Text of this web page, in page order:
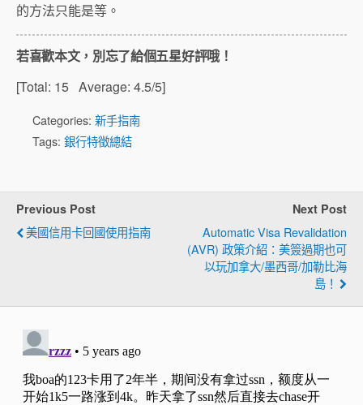
的方法只能是等。
若喜歡本文，別忘了給個五星好評哦！
[Total: 15 Average: 4.5/5]
Categories: 新手指南
Tags: 銀行特徵總結
Previous Post
美國信用卡回國使用指南
Next Post
Automatic Visa Revalidation
(AVR) 政策介紹：美簽過期也可
以玩加拿大/墨西哥/加勒比海
島！